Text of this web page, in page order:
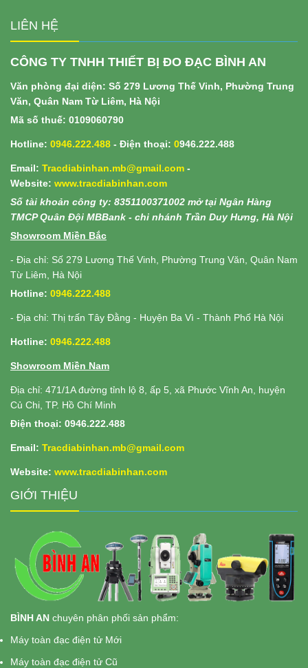
LIÊN HỆ
CÔNG TY TNHH THIẾT BỊ ĐO ĐẠC BÌNH AN
Văn phòng đại diện: Số 279 Lương Thế Vinh, Phường Trung
Văn, Quân Nam Từ Liêm, Hà Nội
Mã số thuế: 0109060790
Hotline: 0946.222.488 - Điện thoại: 0946.222.488
Email: Tracdiabinhan.mb@gmail.com -
Website: www.tracdiabinhan.com
Số tài khoản công ty: 8351100371002 mở tại Ngân Hàng
TMCP Quân Đội MBBank - chi nhánh Trần Duy Hưng, Hà Nội
Showroom Miền Bắc
- Địa chỉ: Số 279 Lương Thế Vinh, Phường Trung Văn, Quân Nam
Từ Liêm, Hà Nội
Hotline: 0946.222.488
- Địa chỉ: Thị trấn Tây Đằng - Huyện Ba Vì - Thành Phố Hà Nội
Hotline: 0946.222.488
Showroom Miền Nam
Địa chỉ: 471/1A đường tỉnh lộ 8, ấp 5, xã Phước Vĩnh An, huyện
Củ Chi, TP. Hồ Chí Minh
Điện thoại: 0946.222.488
Email: Tracdiabinhan.mb@gmail.com
Website: www.tracdiabinhan.com
GIỚI THIỆU
BÌNH AN chuyên phân phối sản phẩm:
Máy toàn đạc điện tử Mới
Máy toàn đạc điện tử Cũ